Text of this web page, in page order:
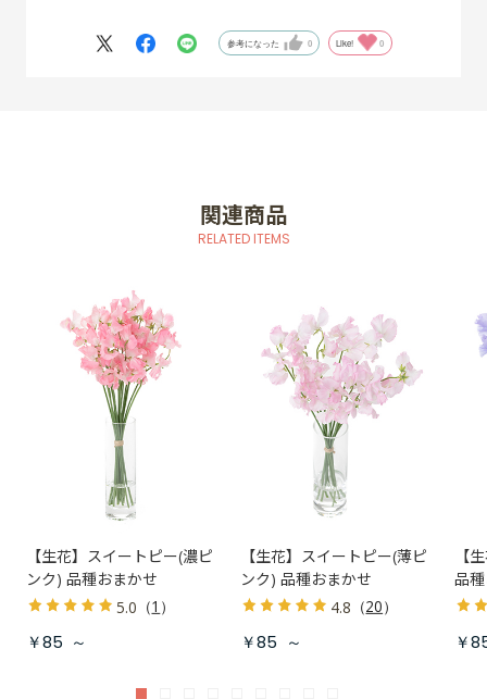
参考になった 0 Like! 0
関連商品
RELATED ITEMS
【生花】スイートピー(濃ピ
ンク) 品種おまかせ
5.0 （1 ）
￥85 ～
【生花】スイートピー(薄ピ
ンク) 品種おまかせ
4.8 （20）
￥85 ～
【
品
￥